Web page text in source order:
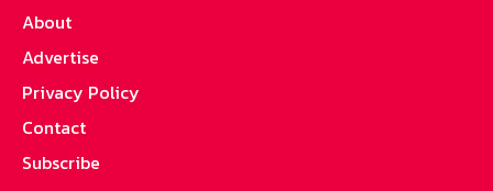
About
Advertise
Privacy Policy
Contact
Subscribe